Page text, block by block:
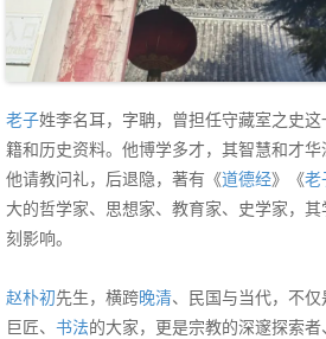
老子姓李名耳，字聃，曾担任守藏室之史
籍和历史资料。他博学多才，其智慧和才华
他请教问礼，后退隐，著有《道德经》《老
大的哲学家、思想家、教育家、史学家，
刻影响。
赵朴初先生，横跨晚清、民国与当代，不
巨匠、 书法的大家，更是宗教的深邃探索